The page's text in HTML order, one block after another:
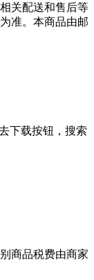
关配送和售后等
准。本商品由邮
下载按钮，搜索
商品税费由商家